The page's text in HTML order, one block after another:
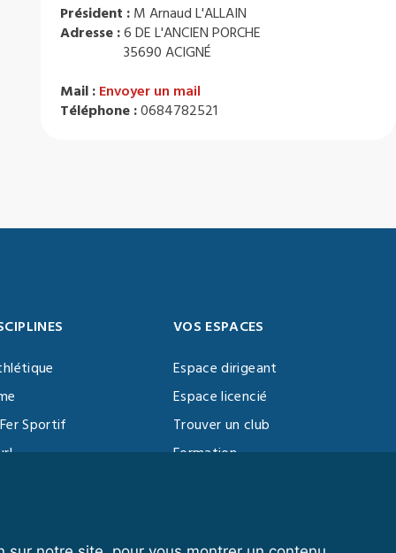
Président : M Arnaud L'ALLAIN
Adresse :6 DE L'ANCIEN PORCHE
35690 ACIGNÉ
Mail : Envoyer un mail
Téléphone :0684782521
Sportif
VOS ESPACES
Espace dirigeant
Espace licencié
Trouver un club
Formation